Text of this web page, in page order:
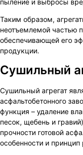
Таким образом,
неотъемлемой частью
обеспечивающей его
продукции.
Сушильный
Сушильный агрегат
асфальтобетонного
функция – удаление
песок, щебень и
прочности готовой
особенности и